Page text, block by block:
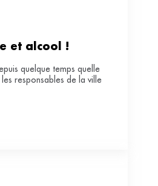
et alcool !
quelque temps quelle
responsables de la ville